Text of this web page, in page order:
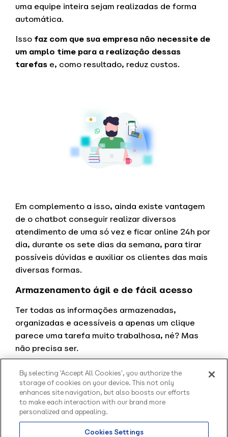
uma equipe inteira sejam realizadas de forma
automática.
Isso faz com que sua empresa não necessite de
um amplo time para a realização dessas
tarefas e, como resultado, reduz custos.
Em complemento a isso, ainda existe vantagem
de o chatbot conseguir realizar diversos
atendimento de uma só vez e ficar online 24h por
dia, durante os sete dias da semana, para tirar
possíveis dúvidas e auxiliar os clientes das mais
diversas formas.
Armazenamento ágil e de fácil acesso
Ter todas as informações armazenadas,
organizadas e acessíveis a apenas um clique
parece uma tarefa muito trabalhosa, né? Mas
não precisa ser.
Outra vantagem que um escritório contábil tem
ao utilizar chatbots é o armazenamento ágil e de
fácil acesso das mais diversas informações.
By selecting 'Accept All Cookies', you authorize the
storage of cookies on your device. This not only
enhances site navigation, but also boosts our efforts
to make each interaction with our brand more
personalized and appealing.
Cookies Settings